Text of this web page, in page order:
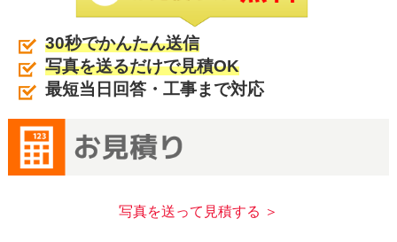
30秒でかんたん送信
写真を送るだけで見積OK
最短当日回答・工事まで対応
写真を送って見積する ＞